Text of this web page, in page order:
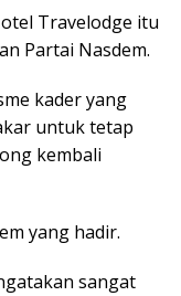
Travelodge itu
Partai Nasdem.
kader yang
untuk tetap
kembali
yang hadir.
sangat